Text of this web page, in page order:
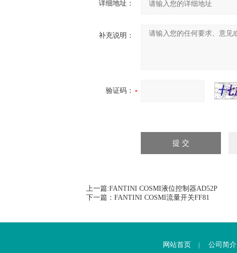
详细地址：
补充说明：
验证码：
上一篇:FANTINI COSMI液位控制器AD52P
下一篇： FANTINI COSMI流量开关FF81
网站首页 公司简介